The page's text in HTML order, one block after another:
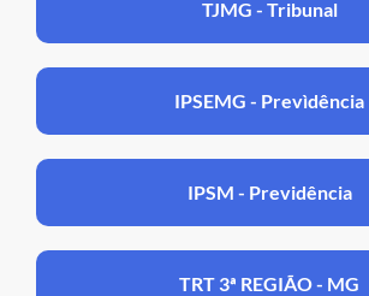
TJMG - Tribunal
IPSEMG - Prevìdência
IPSM - Previdência
TRT 3ª REGIÃO - MG